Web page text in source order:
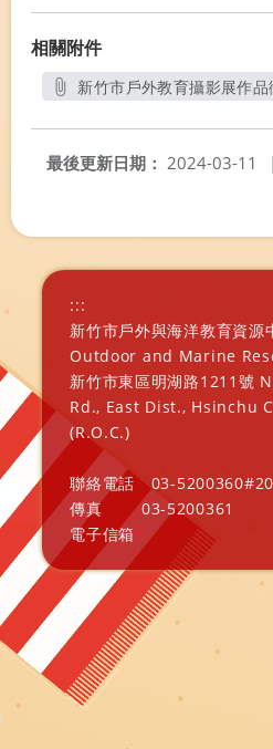
相關附件
新竹市戶外教育攝影展作
最後更新日期： 2024-03-11
|
:::
新竹市戶外與海洋教育資
Outdoor and Marine
新竹市東區明湖路1211號
Rd., East Dist., Hsinchu
(R.O.C.)
聯絡電話 03-
傳真
03-5200361
電子信箱